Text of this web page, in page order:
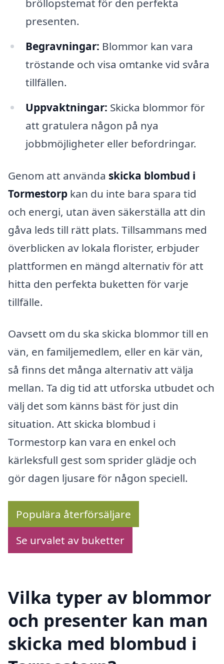
bröllopstemat för den perfekta
presenten.
Begravningar: Blommor kan vara
tröstande och visa omtanke vid svåra
tillfällen.
Uppvaktningar: Skicka blommor för
att gratulera någon på nya
jobbmöjligheter eller befordringar.
Genom att använda skicka blombud i
Tormestorp kan du inte bara spara tid
och energi, utan även säkerställa att din
gåva leds till rätt plats. Tillsammans med
överblicken av lokala florister, erbjuder
plattformen en mängd alternativ för att
hitta den perfekta buketten för varje
tillfälle.
Oavsett om du ska skicka blommor till en
vän, en familjemedlem, eller en kär vän,
så finns det många alternativ att välja
mellan. Ta dig tid att utforska utbudet och
välj det som känns bäst för just din
situation. Att skicka blombud i
Tormestorp kan vara en enkel och
kärleksfull gest som sprider glädje och
gör dagen ljusare för någon speciell.
Populära återförsäljare
Se urvalet av buketter
Vilka typer av blommor
och presenter kan man
skicka med blombud i